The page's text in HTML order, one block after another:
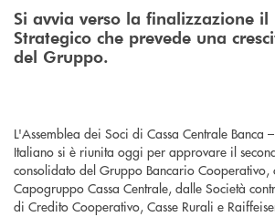
Si avvia verso la finalizzazione il
Strategico che prevede una
del Gruppo.
L'Assemblea dei Soci di Cassa Centrale Banca
Italiano si è riunita oggi per approvare il
consolidato del Gruppo Bancario Cooperativo,
Capogruppo Cassa Centrale, dalle Società
di Credito Cooperativo, Casse Rurali e